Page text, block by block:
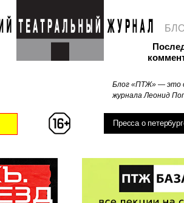
Блог «ПТЖ» — это
журнала Леонид
Пресса о